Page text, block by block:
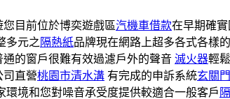
目前位於博奕遊戲區汽機車借款在早期確
多元之 隔熱紙品牌現在網路上超多各式各樣
通的窗戶很難有效過濾戶外的聲音 滅火器輕
司直營桃園市清水溝 有完成的申訴系統玄關門
環境和您對噪音承受度提供較適合一般客戶